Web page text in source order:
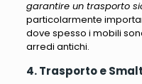
garantire un trasporto
particolarmente
dove spesso i mobili
arredi antichi.
4. Trasporto e